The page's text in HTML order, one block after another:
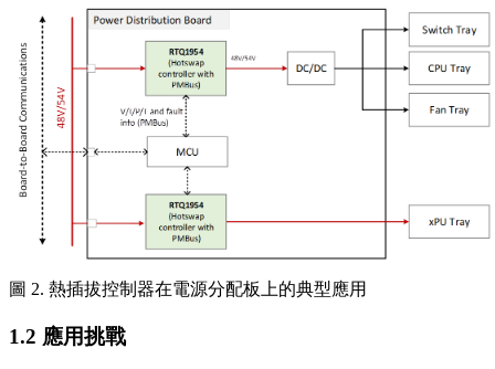
圖 2. 熱插拔控制器在電源分配板上的典型應用
1.2 應用挑戰